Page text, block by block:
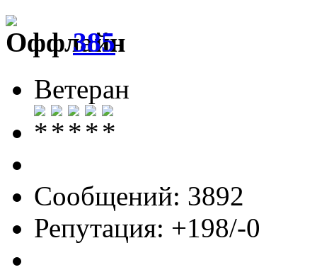
385
Ветеран
Сообщений: 3892
Репутация: +198/-0